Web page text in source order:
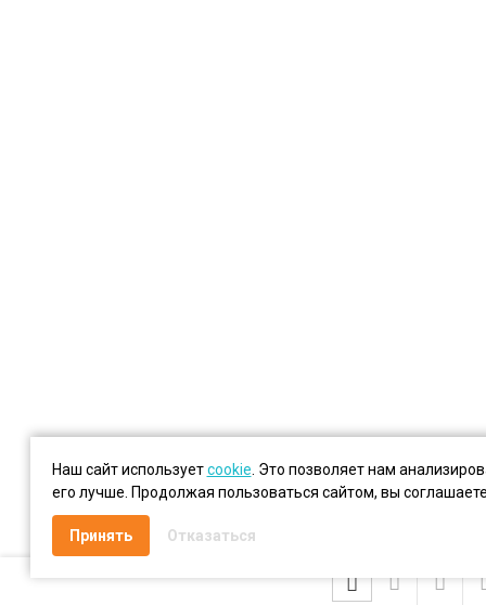
Наш сайт используетcookie . Это позволяет нам
его лучше. Продолжая пользоваться сайтом, вы
Принять Отказаться